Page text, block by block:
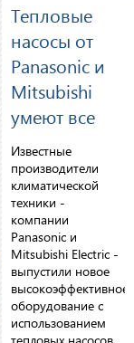
Тепловые
насосы от
Panasonic и
Mitsubishi
умеют все
Известные
производители
климатической
техники -
компании
Panasonic и
Mitsubishi Electric -
выпустили новое
высокоэффективное
оборудование с
использованием
тепловых насосов,